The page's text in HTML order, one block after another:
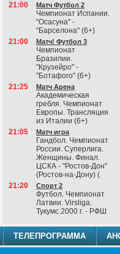
21:00
Матч Футбол 2
Чемпионат Испании.
"Осасуна" -
"Барселона" (6+)
21:00
Матч! Футбол 3
Чемпионат
Бразилии.
"Крузейро" -
"Ботафого" (6+)
21:25
Матч Арена
Академическая
гребля. Чемпионат
Европы. Трансляция
из Италии (6+)
21:05
Матч игра
Гандбол. Чемпионат
России. Суперлига.
Женщины. Финал.
ЦСКА - "Ростов-Дон"
(Ростов-на-Дону) (
21:20
Спорт 2
Футбол. Чемпионат
Латвии. Virsliga.
Тукумс 2000 г. - РФШ
ТЕЛЕПРОГРАММА